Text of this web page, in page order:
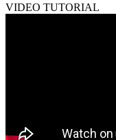
VIDEO TUTORIAL